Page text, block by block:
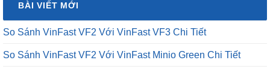
BÀI VIẾT MỚI
So Sánh VinFast VF2 Với VinFast VF3 Chi Tiết
So Sánh VinFast VF2 Với VinFast Minio Green Chi Tiết